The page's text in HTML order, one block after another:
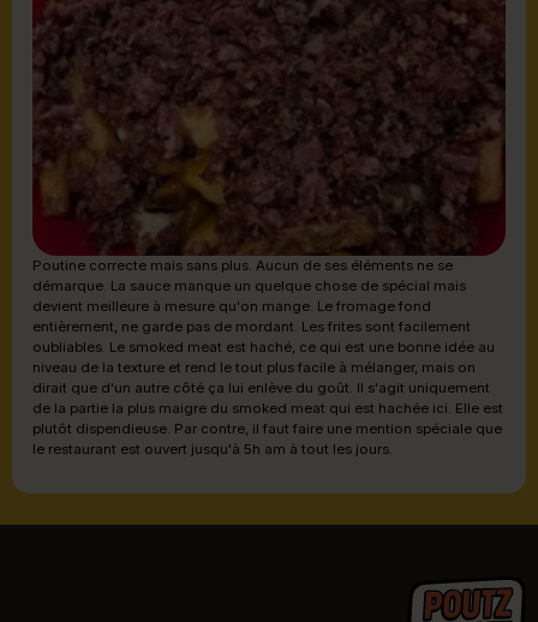
Poutine correcte mais sans plus. Aucun de ses éléments ne se
démarque. La sauce manque un quelque chose de spécial mais
devient meilleure à mesure qu'on mange. Le fromage fond
entièrement, ne garde pas de mordant. Les frites sont facilement
oubliables. Le smoked meat est haché, ce qui est une bonne idée au
niveau de la texture et rend le tout plus facile à mélanger, mais on
dirait que d'un autre côté ça lui enlève du goût. Il s'agit uniquement
de la partie la plus maigre du smoked meat qui est hachée ici. Elle est
plutôt dispendieuse. Par contre, il faut faire une mention spéciale que
le restaurant est ouvert jusqu'à 5h am à tout les jours.